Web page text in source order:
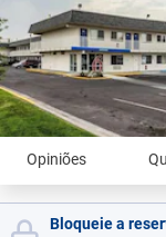
Opiniões
Bloqueie a